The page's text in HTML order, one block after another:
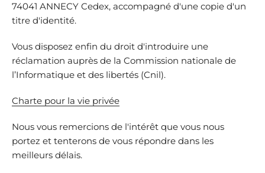
74041 ANNECY Cedex, accompagné d'une copie d'un
titre d'identité.
Vous disposez enfin du droit d'introduire une
réclamation auprès de la Commission nationale de
l’Informatique et des libertés (Cnil).
Charte pour la vie privée
Nous vous remercions de l'intérêt que vous nous
portez et tenterons de vous répondre dans les
meilleurs délais.